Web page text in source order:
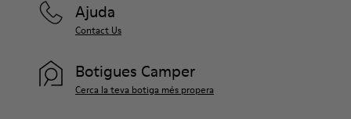
Ajuda
Contact Us
Botigues Camper
Cerca la teva botiga més propera